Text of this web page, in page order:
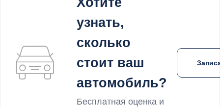
узнать,
сколько
стоит ваш
автомобиль?
Бесплатная оценка и